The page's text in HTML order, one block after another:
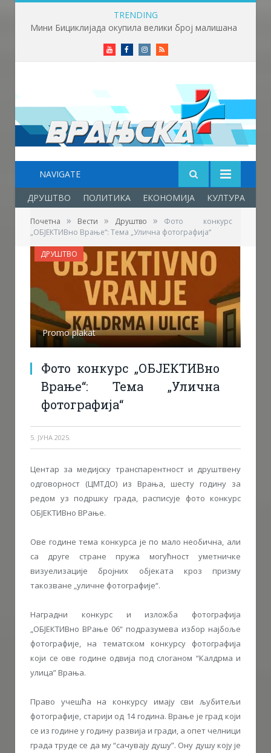
TRENDING
Мини Бициклијада окупила велики број малишана
YoutubeFacebookInstagram
RSS
NAVIGATE
ДРУШТВО ПОЛИТИКА ЕКОНОМИЈА КУЛТУРА
Почетна » Вести » Друштво »
Фото конкурс
„ОБЈЕКТИВно Врање“: Тема „Улична фотографија“
Promo plakat
Фото конкурс „ОБЈЕКТИВно
Врање“: Тема „Улична
фотографија“
5. ЈУНА 2025.
ДРУШТВО
Центар за медијску транспарентност и друштвену
одговорност (ЦМТДО) из Врања, шесту годину за
редом уз подршку града, расписује фото конкурс
ОБЈЕКТИВно ВРање.
Ове године тема конкурса је по мало необична, али
са друге стране пружа могућност уметничке
визуелизације бројних објеката кроз призму
такозване „уличне фотографије“.
Наградни конкурс и изложба фотографија
„ОБЈЕКТИВно ВРање 06“ подразумева избор најбоље
фотографије, на тематском конкурсу фотографија
који се ове године одвија под слоганом “Калдрма и
улица” Врања.
Право учешћа на конкурсу имају сви љубитељи
фотографије, старији од 14 година. Врање је град који
се из године у годину развија и гради, а опет челници
града труде се да му “сачувају душу”. Ону душу коју је